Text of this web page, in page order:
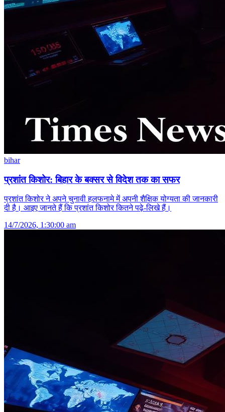
bihar
प्रशांत किशोर: बिहार के बक्सर से विदेश तक का सफर
प्रशांत किशोर ने अपने चुनावी हलफनामे में अपनी शैक्षिक योग्यता की जानकारी
दी है। आइए जानते हैं कि प्रशांत किशोर कितने पढ़े-लिखे हैं।
14/7/2026, 1:30:00 am